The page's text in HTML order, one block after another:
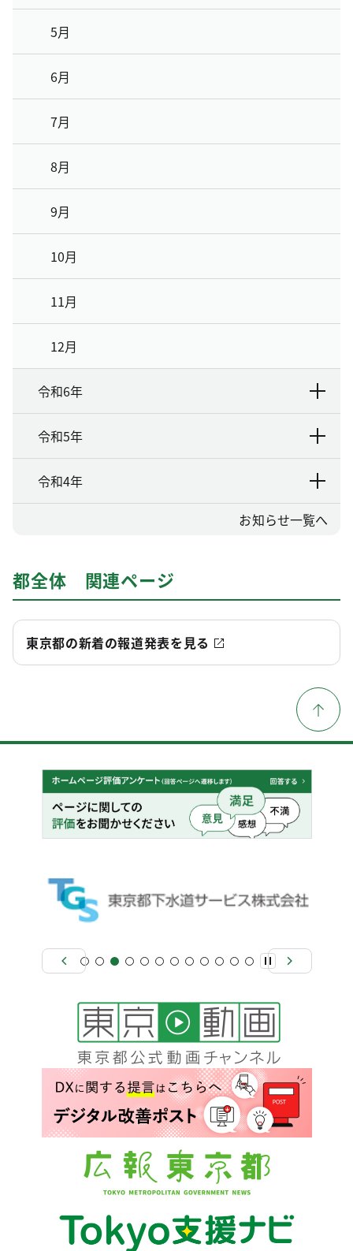
5月
6月
7月
8月
9月
10月
11月
12月
令和6年
令和5年
令和4年
お知らせ一覧へ
都全体 関連ページ
東京都の新着の報道発表を見る